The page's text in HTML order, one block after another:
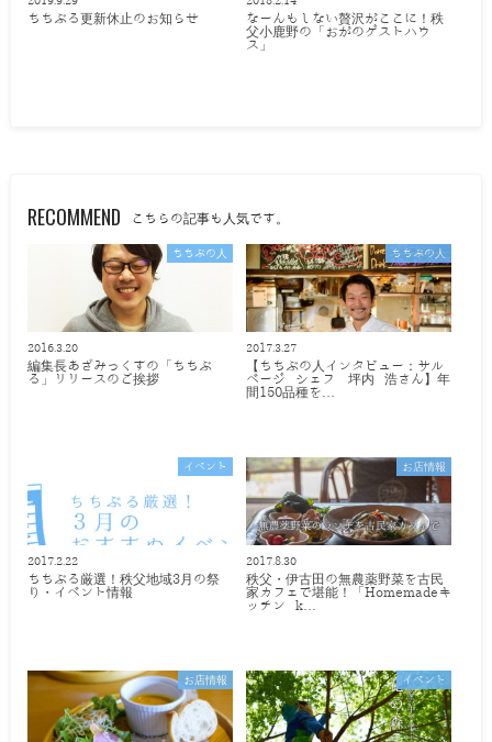
ちちぶる更新休止のお知らせ
なーんもしない贅沢がここに！秩
父小鹿野の「おがのゲストハウ
ス」
RECOMMEND こちらの記事も人気です。
ちちぶの人
2016.3.20
編集長あざみっくすの「ちちぶ
る」リリースのご挨拶
ちちぶの人
2017.3.27
【ちちぶの人インタビュー：サル
ベージ シェフ 坪内 浩さん】年
間150品種を…
イベント
2017.2.22
ちちぶる厳選！秩父地域3月の祭
り・イベント情報
お店情報
2017.8.30
秩父・伊古田の無農薬野菜を古民
家カフェで堪能！「Homemadeキ
ッチン k…
お店情報 イベント